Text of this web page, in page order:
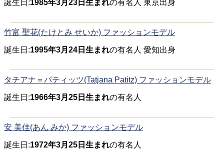
誕生日:1985年3月23日生まれの有名人 東京出身
竹富 聖花(たけとみ せいか) ファッションモデル
誕生日:1995年3月24日生まれの有名人 愛知出身
タチアナ＝パティッツ(Tatjana Patitz) ファッションモデル
誕生日:1966年3月25日生まれの有名人
安 美佳(あん みか) ファッションモデル
誕生日:1972年3月25日生まれの有名人